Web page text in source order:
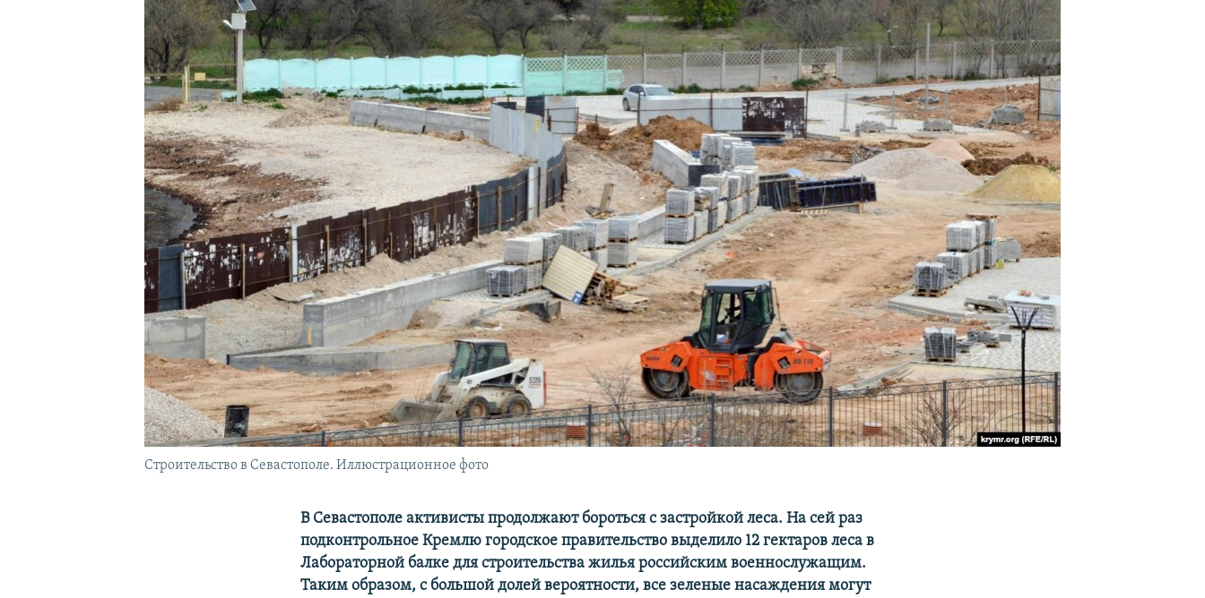
КРЫМ.НЕПОКОРЕННЫЙ
УКРАИНСКАЯ ПРОБЛЕМА КРЫМА
Строительство в Севастополе. Иллюстрационное фото
В Севастополе активисты продолжают бороться с застройкой леса. На сей раз
подконтрольное Кремлю городское правительство выделило 12 гектаров леса в
Лабораторной балке для строительства жилья российским военнослужащим.
Таким образом, с большой долей вероятности, все зеленые насаждения могут